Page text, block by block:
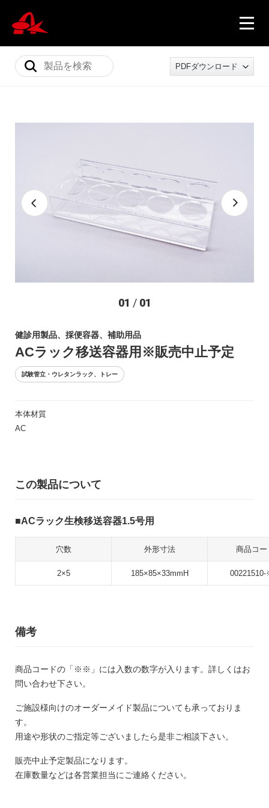
会社概要
PDFダウンロード
01 / 01
健診用製品、採便容器、補助用品
ACラック移送容器用※販売中止予定
試験管立・ウレタンラック、トレー
本体材質
AC
この製品について
ACラック生検移送容器1.5号用
穴数 外形寸法 商品コー
2×5 185×85×33mmH
備考
商品コードの「※※」には入数の数字が入ります。詳しくはお
問い合わせ下さい。
ご施設様向けのオーダーメイド製品についても承っておりま
す。
用途や形状のご指定等ございましたら是非ご相談下さい。
販売中止予定製品になります。
在庫数量などは各営業担当にご連絡ください。